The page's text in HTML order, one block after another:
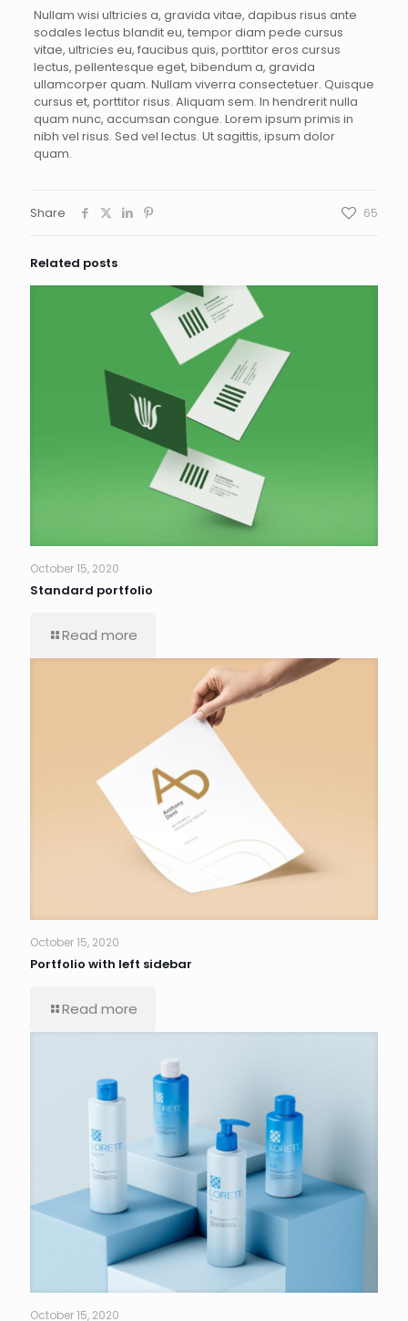
Nullam wisi ultricies a, gravida vitae, dapibus risus ante
sodales lectus blandit eu, tempor diam pede cursus
vitae, ultricies eu, faucibus quis, porttitor eros cursus
lectus, pellentesque eget, bibendum a, gravida
ullamcorper quam. Nullam viverra consectetuer. Quisque
cursus et, porttitor risus. Aliquam sem. In hendrerit nulla
quam nunc, accumsan congue. Lorem ipsum primis in
nibh vel risus. Sed vel lectus. Ut sagittis, ipsum dolor
quam.
Share 65
Related posts
October 15, 2020
Standard portfolio
Read more
October 15, 2020
Portfolio with left sidebar
Read more
October 15, 2020